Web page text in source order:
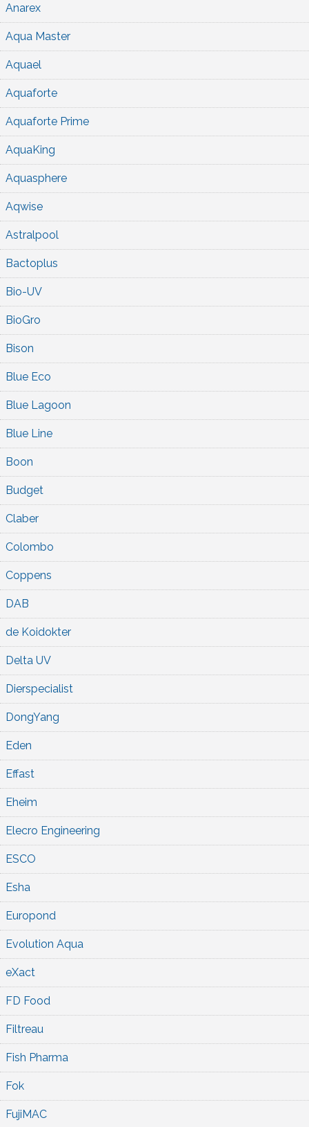
Anarex
Aqua Master
Aquael
Aquaforte
Aquaforte Prime
AquaKing
Aquasphere
Aqwise
Astralpool
Bactoplus
Bio-UV
BioGro
Bison
Blue Eco
Blue Lagoon
Blue Line
Boon
Budget
Claber
Colombo
Coppens
DAB
de Koidokter
Delta UV
Dierspecialist
DongYang
Eden
Effast
Eheim
Elecro Engineering
ESCO
Esha
Europond
Evolution Aqua
eXact
FD Food
Filtreau
Fish Pharma
Fok
FujiMAC